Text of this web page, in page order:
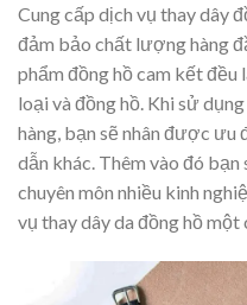
Cung cấp dịch vụ thay dây
đảm bảo chất lượng hàng
phẩm đồng hồ cam kết đều
loại và đồng hồ. Khi sử
hàng, bạn sẽ nhân được ưu
dẫn khác. Thêm vào đó
chuyên môn nhiều kinh
vụ thay dây da đồng hồ một